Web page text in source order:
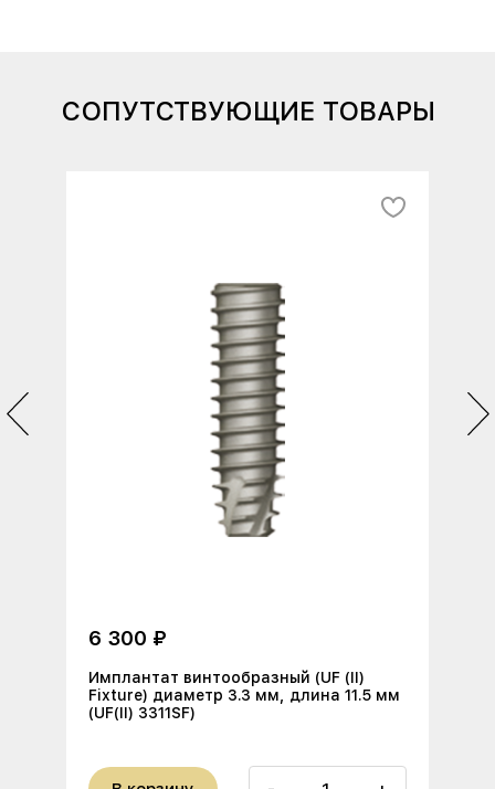
СОПУТСТВУЮЩИЕ ТОВАРЫ
6 300 ₽
Имплантат винтообразный (UF (II)
Fixture) диаметр 3.3 мм, длина 11.5 мм
(UF(II) 3311SF)